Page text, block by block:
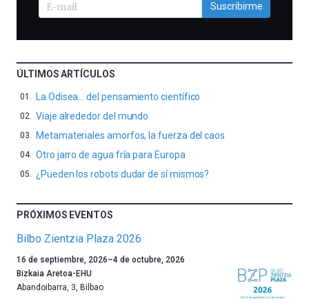
Suscribirme
ÚLTIMOS ARTÍCULOS
La Odisea… del pensamiento científico
Viaje alrededor del mundo
Metamateriales amorfos, la fuerza del caos
Otro jarro de agua fría para Europa
¿Pueden los robots dudar de sí mismos?
PRÓXIMOS EVENTOS
Bilbo Zientzia Plaza 2026
Un
año
más,
16 de septiembre, 2026–4 de octubre, 2026
Bizkaia Aretoa-EHU
Abandoibarra, 3 Bilbao